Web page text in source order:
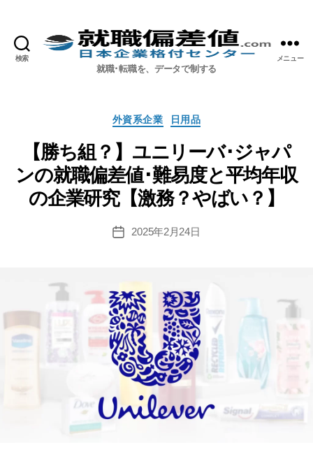
検索 就職偏差値.com【公式】
就職･転職を、データで制する
メニュー
カ
ゴ
リ
ー
外資系企業 日用品
【勝ち組？】ユニリーバ･ジャパ
ンの就職偏差値･難易度と平均年収
の企業研究【激務？やばい？】
投
2025年2月24日